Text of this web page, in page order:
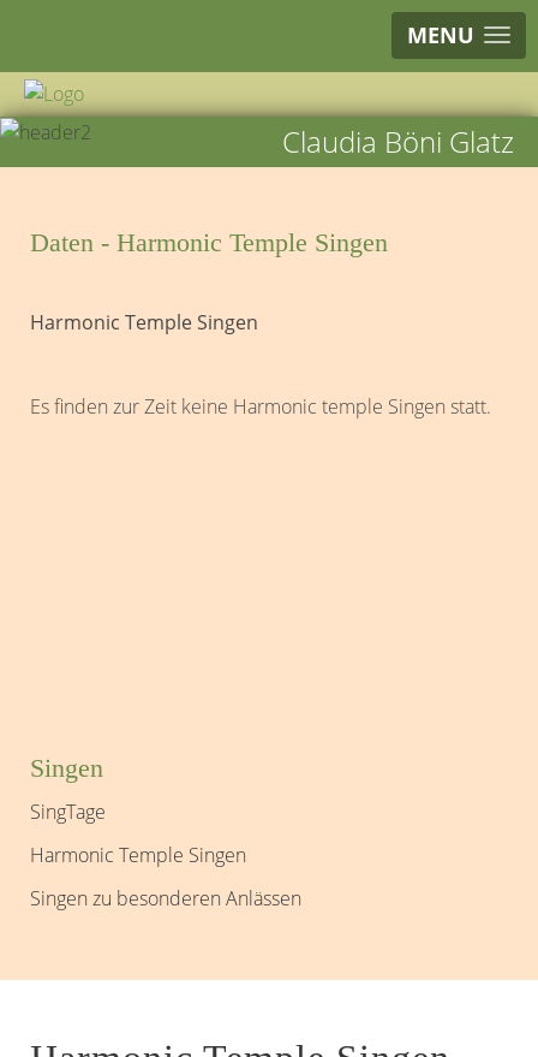
MENU
Claudia Böni Glatz
Daten - Harmonic Temple Singen
Harmonic Temple Singen
Es finden zur Zeit keine Harmonic temple Singen statt.
Singen
SingTage
Harmonic Temple Singen
Singen zu besonderen Anlässen